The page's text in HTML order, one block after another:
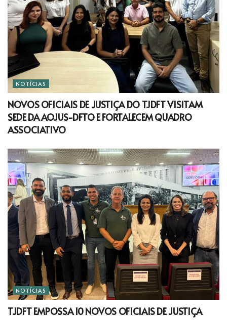
NOTÍCIAS
NOVOS OFICIAIS DE JUSTIÇA DO TJDFT VISITAM
SEDE DA AOJUS-DFTO E FORTALECEM QUADRO
ASSOCIATIVO
NOTÍCIAS
TJDFT EMPOSSA 10 NOVOS OFICIAIS DE JUSTIÇA